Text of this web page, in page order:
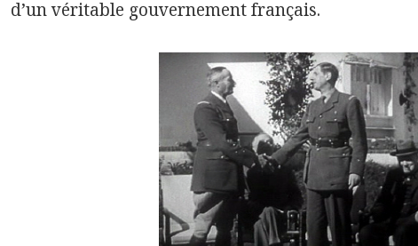
d’un véritable gouvernement français.